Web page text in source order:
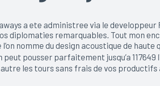
a ete administree via le
remarquables. Tout mon
nomme du design acoustique de
pousser parfaitement jusqu’a
les tours sans frais de vos productifs